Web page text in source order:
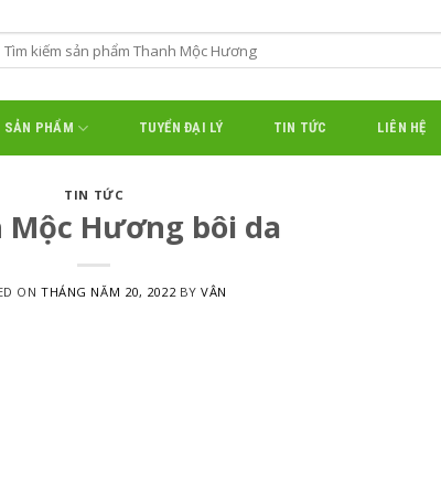
SẢN PHẨM TUYỂN ĐẠI LÝ TIN TỨC LIÊN HỆ
TIN TỨC
Mộc Hương bôi da
ONTHÁNG NĂM 20, 2022 BYVÂN